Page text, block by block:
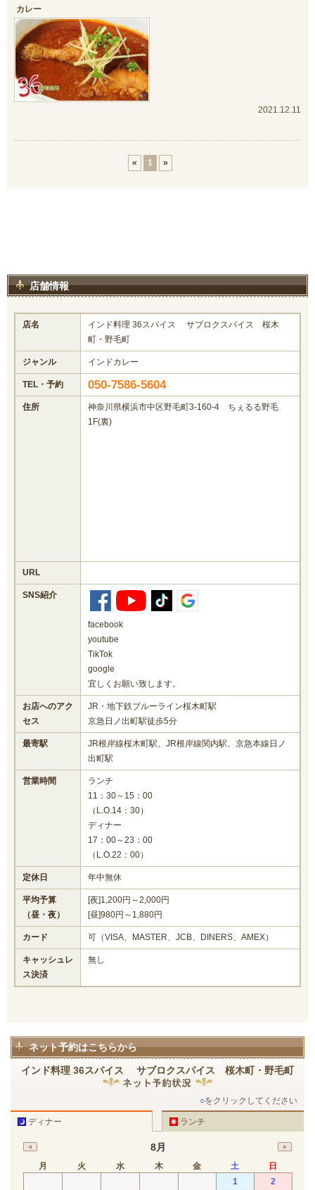
カレー
2021.12.11
« 1 »
店舗情報
店名
インド料理 36スパイス サブロクスパイス 桜木
町・野毛町
ジャンル インドカレー
TEL・予約 050-7586-5604
住所
神奈川県横浜市中区野毛町3-160-4 ちぇるる野毛
1F(裏)
URL
SNS紹介
facebook
youtube
TikTok
google
宜しくお願い致します。
お店へのアク
セス
JR・地下鉄ブルーライン桜木町駅
京急日ノ出町駅徒歩5分
最寄駅
JR根岸線桜木町駅、JR根岸線関内駅、京急本線日ノ
出町駅
営業時間
ランチ
11：30～15：00
（L.O.14：30）
ディナー
17：00～23：00
（L.O.22：00）
定休日 年中無休
平均予算
（昼・夜）
[夜]1,200円～2,000円
[昼]980円～1,880円
カード 可（VISA、MASTER、JCB、DINERS、AMEX）
キャッシュレ
ス決済
無し
ネット予約はこちらから
インド料理 36スパイス サブロクスパイス 桜木町・野毛町
○をクリックしてください
ディナー ランチ
8月
月 火 水 木 金 土
日
1
2